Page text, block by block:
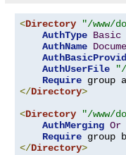
<Directory "/www/
AuthType Basic
AuthName
AuthUserFile
Require
</Directory>
<Directory "/www/
AuthMerging Or
Require
</Directory>